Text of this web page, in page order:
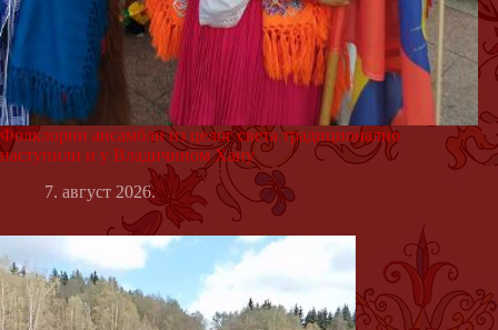
Фолклорни ансамбли из целог света традиционално
наступили и у Владичином Хану
7. август 2026.